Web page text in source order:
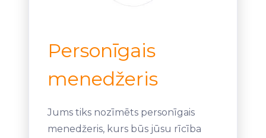
Personīgais
menedžeris
Jums tiks nozīmēts personīgais
menedžeris, kurs būs jūsu rīcība